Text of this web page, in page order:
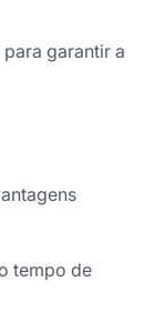
garantir a
tempo de